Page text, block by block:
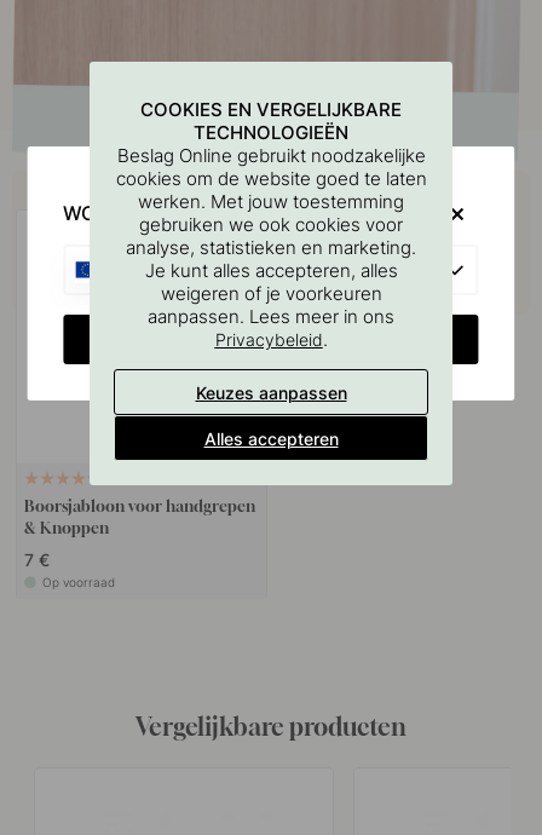
Koop samen met
Boorsjabloon voor handgrepen
& Knoppen
7 €
Op voorraad
Vergelijkbare producten
COOKIES EN VERGELIJKBARE
TECHNOLOGIEËN
Beslag Online gebruikt noodzakelijke
cookies om de website goed te laten
werken. Met jouw toestemming
gebruiken we ook cookies voor
analyse, statistieken en marketing.
Je kunt alles accepteren, alles
weigeren of je voorkeuren
aanpassen. Lees meer in ons
Privacybeleid.
Keuzes aanpassen
Alles accepteren
WOULD YOU RATHER VISIT?
CHANGE COUNTRY